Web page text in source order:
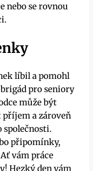
nebo se rovnou
líbil a pomohl
pro seniory
může být
a zároveň
společnosti.
připomínky,
vám práce
Hezký den vám